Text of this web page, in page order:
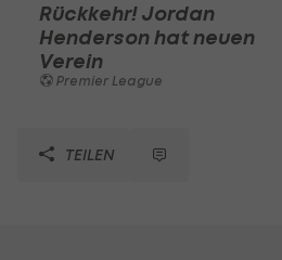
Rückkehr! Jordan
Henderson hat neuen
Verein
Premier League
TEILEN